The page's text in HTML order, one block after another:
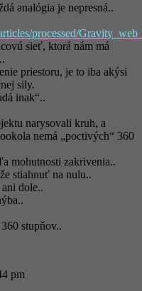
analógia je nepresná..
processed/
sieť, ktorá nám má
priestoru, je to iba akýsi
sily.
inak“..
narysovali kruh, a
nemá „poctivých“ 360
mohutnosti zakrivenia..
stiahnuť na nulu..
dole..
stupňov..
pm